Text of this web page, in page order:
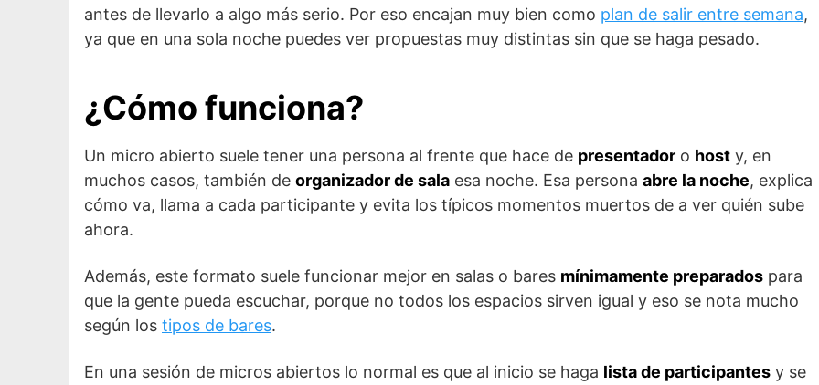
antes de llevarlo a algo más serio. Por eso encajan muy bien como plan de salir entre semana,
ya que en una sola noche puedes ver propuestas muy distintas sin que se haga pesado.
¿Cómo funciona?
Un micro abierto suele tener una persona al frente que hace de presentador o host y, en
muchos casos, también de organizador de sala esa noche. Esa persona abre la noche, explica
cómo va, llama a cada participante y evita los típicos momentos muertos de a ver quién sube
ahora.
Además, este formato suele funcionar mejor en salas o bares mínimamente preparados para
que la gente pueda escuchar, porque no todos los espacios sirven igual y eso se nota mucho
según los tipos de bares.
En una sesión de micros abiertos lo normal es que al inicio se haga lista de participantes y se